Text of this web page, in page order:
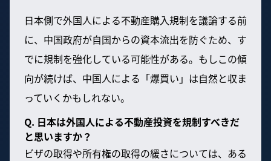
日本側で外国人による不動産購入規制を議論する前
に、中国政府が自国からの資本流出を防ぐため、す
でに規制を強化している可能性がある。もしこの傾
向が続けば、中国人による「爆買い」は自然と収ま
っていくかもしれない。
Q. 日本は外国人による不動産投資を規制すべきだ
と思いますか？
ビザの取得や所有権の取得の緩さについては、ある